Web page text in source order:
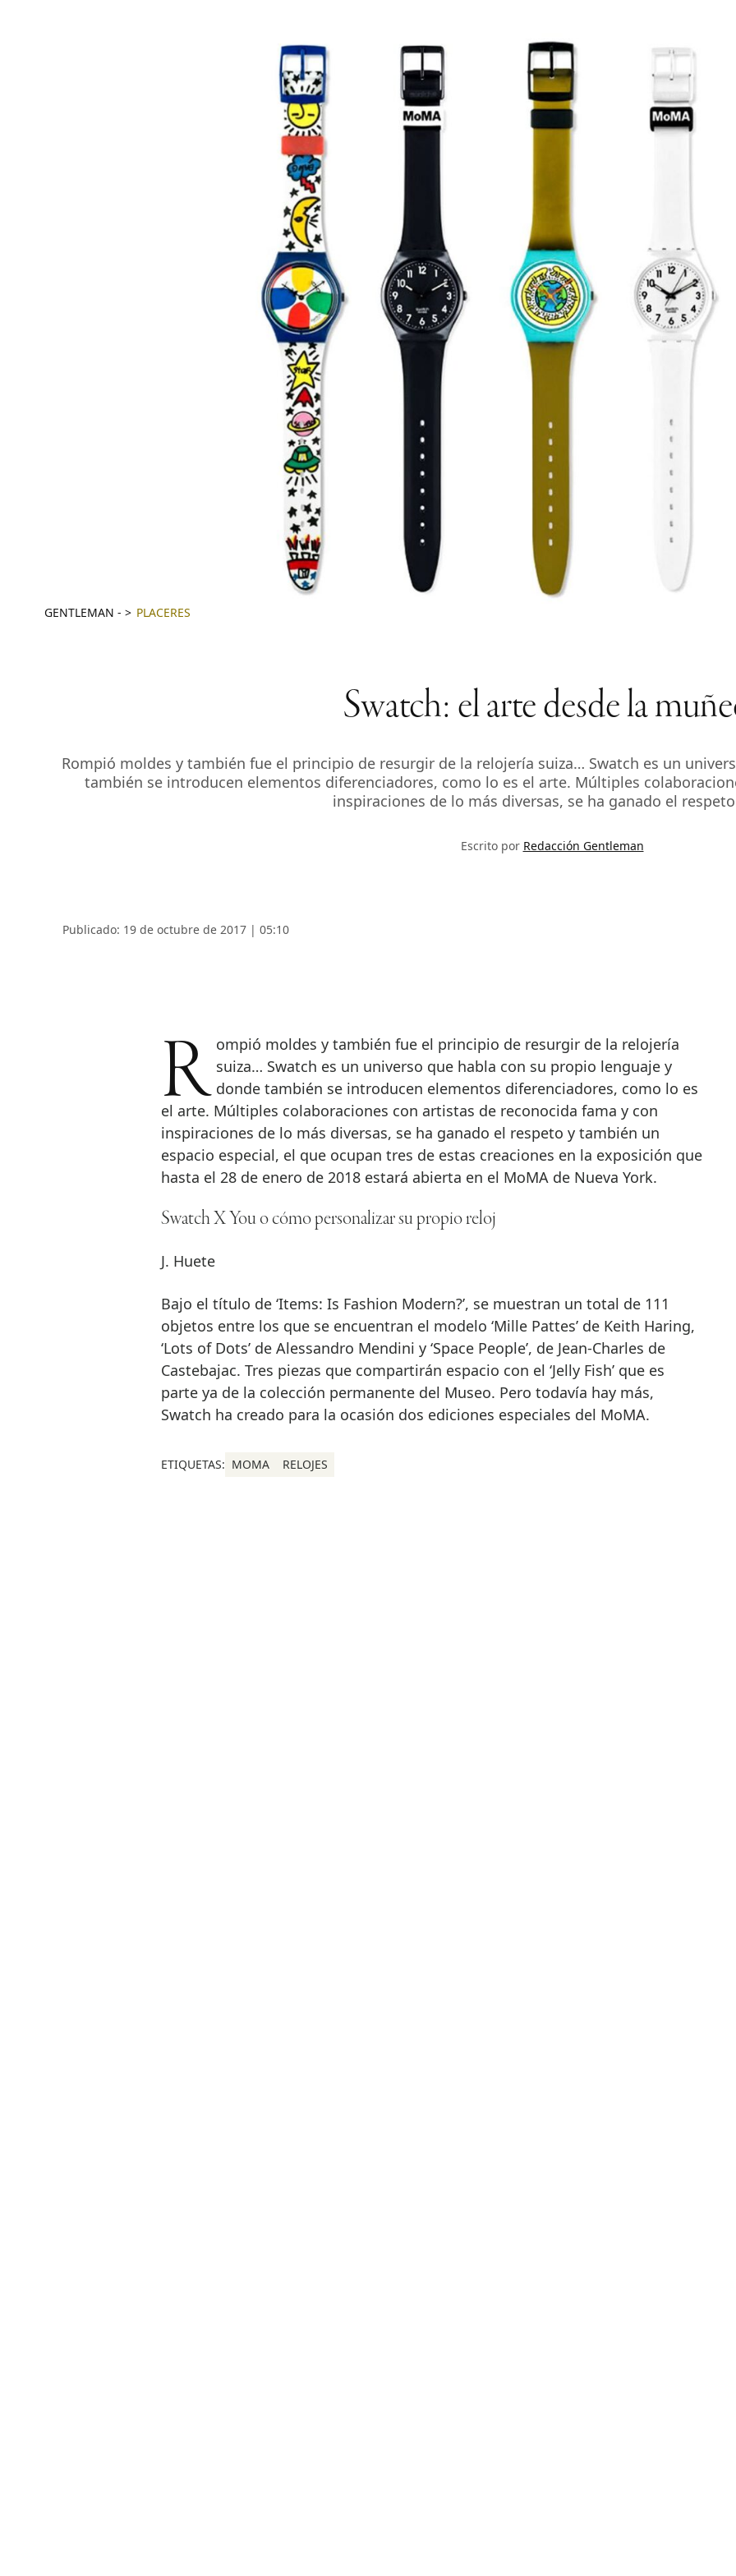
GENTLEMAN - PLACERES
Swatch: el arte desde la
Rompió moldes y también fue el principio de resurgir de la relojería suiza… Swatch es un
también se introducen elementos diferenciadores, como lo es el arte. Múltiples
inspiraciones de lo más diversas, se ha ganado el
Escrito por Redacción Gentleman
Publicado: 19 de octubre de 2017 | 05:10
Rompió moldes y también fue el principio de resurgir de la relojería suiza… Swatch es un universo que habla con su propio lenguaje y
donde también se introducen elementos diferenciadores, como lo es
el arte. Múltiples colaboraciones con artistas de reconocida fama y con
inspiraciones de lo más diversas, se ha ganado el respeto y también un
espacio especial, el que ocupan tres de estas creaciones en la exposición que
hasta el 28 de enero de 2018 estará abierta en el MoMA de Nueva York.
Swatch X You o cómo personalizar su propio reloj
J. Huete
Bajo el título de ‘Items: Is Fashion Modern?’, se muestran un total de 111
objetos entre los que se encuentran el modelo ‘Mille Pattes’ de Keith Haring,
‘Lots of Dots’ de Alessandro Mendini y ‘Space People’, de Jean-Charles de
Castebajac. Tres piezas que compartirán espacio con el ‘Jelly Fish’ que es
parte ya de la colección permanente del Museo. Pero todavía hay más,
Swatch ha creado para la ocasión dos ediciones especiales del MoMA.
ETIQUETAS: MOMA RELOJES